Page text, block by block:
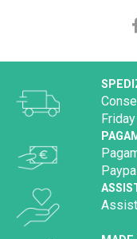
Friday